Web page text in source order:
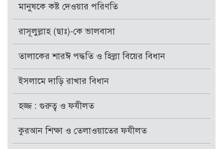
মানুষকে কষ্ট দেওয়ার পরিণতি
রাসূলুল্লাহ (ছাঃ)-কে ভালবাসা
তালাকের শারঈ পদ্ধতি ও হিল্লা বিয়ের বিধান
ইসলামে দাড়ি রাখার বিধান
হজ্জ : গুরুত্ব ও ফযীলত
কুরআন শিক্ষা ও তেলাওয়াতের ফযীলত